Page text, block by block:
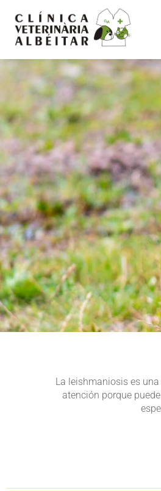
La leishmaniosis es
atención porque